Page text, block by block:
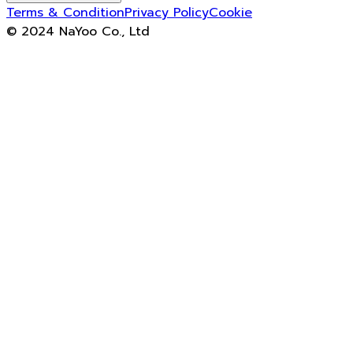
Terms & ConditionPrivacy PolicyCookie
© 2024 NaYoo Co., Ltd